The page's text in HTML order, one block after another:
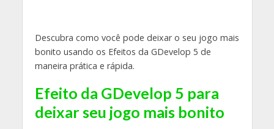
Descubra como você pode deixar o seu jogo mais
bonito usando os Efeitos da GDevelop 5 de
maneira prática e rápida.
Efeito da GDevelop 5 para
deixar seu jogo mais bonito